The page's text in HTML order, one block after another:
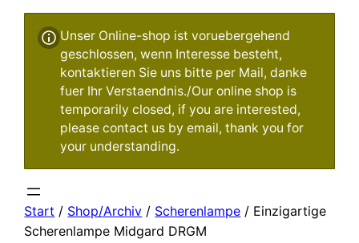
Unser Online-shop ist voruebergehend
geschlossen, wenn Interesse besteht,
kontaktieren Sie uns bitte per Mail, danke
fuer Ihr Verstaendnis./Our online shop is
temporarily closed, if you are interested,
please contact us by email, thank you for
your understanding.
Start / Shop/Archiv / Scherenlampe / Einzigartige
Scherenlampe Midgard DRGM